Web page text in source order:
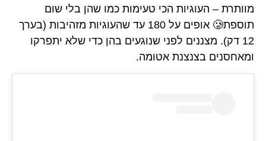
מוותרת – העוגיות הכי טעימות כמו שהן בלי שום
תוספת🥲 אופים על 180 עד שהעוגיות מזהיבות (בערך
12 דק). מצננים לפני שנוגעים בהן כדי שלא יתפרקו
ומאחסנים בצנצנת אטומה.